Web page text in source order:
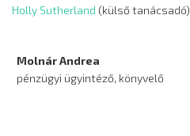
Holly Sutherland (külső tanácsadó)
Molnár Andrea
pénzügyi ügyintéző, könyvelő